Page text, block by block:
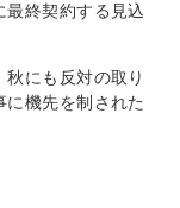
最終契約する見込
にも反対の取り
機先を制された